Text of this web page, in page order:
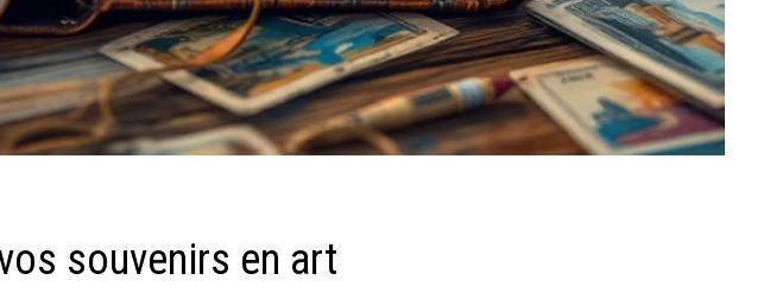
souvenirs en art